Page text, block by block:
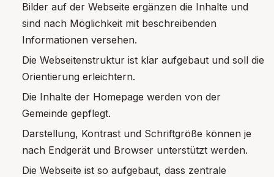
Bilder auf der Webseite ergänzen die Inhalte und
sind nach Möglichkeit mit beschreibenden
Informationen versehen.
Die Webseitenstruktur ist klar aufgebaut und soll die
Orientierung erleichtern.
Die Inhalte der Homepage werden von der
Gemeinde gepflegt.
Darstellung, Kontrast und Schriftgröße können je
nach Endgerät und Browser unterstützt werden.
Die Webseite ist so aufgebaut, dass zentrale